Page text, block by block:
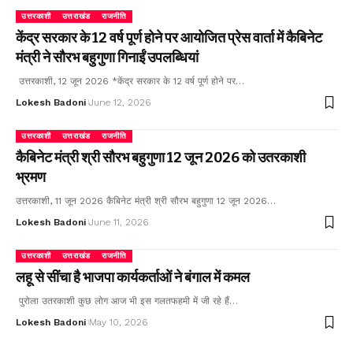
उत्तरकाशी उत्तराखंड राजनीति
केंद्र सरकार के 12 वर्ष पूर्ण होने पर आयोजित प्रेस वार्ता में कैबिनेट
मंत्री ने सौरभ बहुगुणा गिनाईं उपलब्धियां
उत्तरकाशी, 12 जून 2026 *केंद्र सरकार के 12 वर्ष पूर्ण होने पर…
Lokesh Badoni June 12, 2026
उत्तरकाशी उत्तराखंड राजनीति
कैबिनेट मंत्री श्री सौरभ बहुगुणा 12 जून 2026 को उतरकाशी
भ्रमण
उत्तरकाशी, 11 जून 2026 कैबिनेट मंत्री श्री सौरभ बहुगुणा 12 जून 2026…
Lokesh Badoni June 11, 2026
उत्तरकाशी उत्तराखंड राजनीति
लहू से सींचा है भाजपा कार्यकर्ताओं ने बंगाल में कमल
पुरोला उतरकाशी कुछ लोग आज भी इस गलतफहमी में जी रहे हैं…
Lokesh Badoni May 10, 2026